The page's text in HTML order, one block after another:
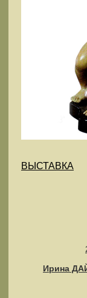
ВЫСТАВКА
Ирина